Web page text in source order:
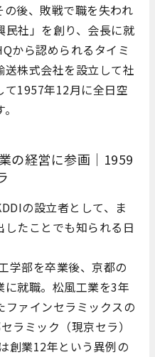
後、敗戦で職を失われ
民社」を創り、会長に就
から認められるタイミ
送株式会社を設立して社
て1957年12月に全日空
の経営に参画｜1959
の設立者として、ま
たことでも知られる日
学部を卒業後、京都の
就職。松風工業を3年
ファインセラミックスの
ラミック（現京セラ）
創業12年という異例の